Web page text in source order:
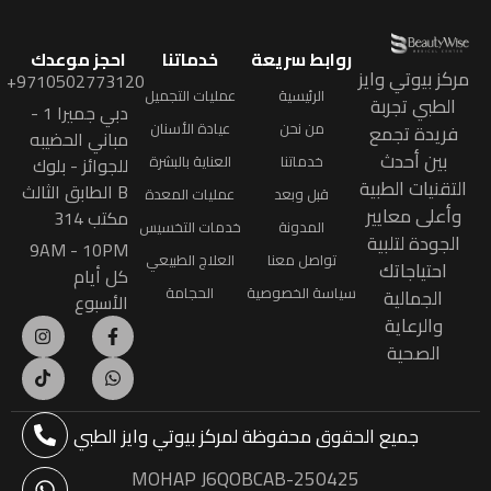
مركز بيوتي وايز
الطبي تجربة
فريدة تجمع
بين أحدث
التقنيات الطبية
وأعلى معايير
الجودة لتلبية
احتياجاتك
الجمالية
والرعاية
الصحية
روابط سريعة
الرئيسية
من نحن
خدماتنا
قبل وبعد
المدونة
تواصل معنا
سياسة الخصوصية
خدماتنا
عمليات التجميل
عيادة الأسنان
العناية بالبشرة
عمليات المعدة
خدمات التخسيس
العلاج الطبيعي
الحجامة
احجز موعدك
9710502773120+
دبي جميرا 1 -
مباني الحضيبه
للجوائز - بلوك
B الطابق الثالث
مكتب 314
9AM - 10PM
كل أيام
الأسبوع
جميع الحقوق محفوظةلمركز بيوتي وايز الطبي
MOHAP J6QOBCAB-250425